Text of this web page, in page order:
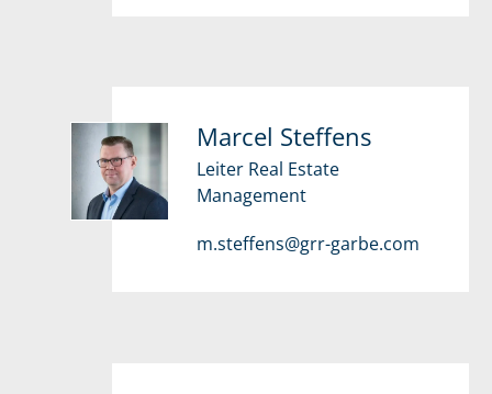
Marcel Steffens
Leiter Real Estate
Management
m.steffens@grr-garbe.com